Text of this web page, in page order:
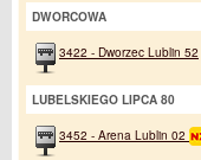
DWORCOWA
3422 - Dworzec Lublin 52
LUBELSKIEGO LIPCA 80
3452 - Arena Lublin 02